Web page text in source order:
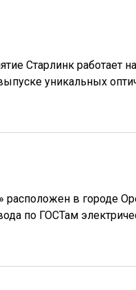
Старлинк работает
уникальных
в городе
по ГОСТам